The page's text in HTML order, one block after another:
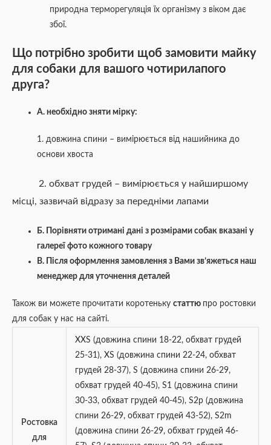
природна терморегуляція їх організму з віком дає
збої.
Що потрібно зробити щоб замовити майку
для собаки для вашого чотирилапого
друга?
А. необхідно зняти мірку:
1. довжина спини – вимірюється від нашийника до
основи хвоста
2. обхват грудей – вимірюється у найширшому
місці, зазвичай відразу за передніми лапами
Б. Порівняти отримані дані з розмірами собак вказані у
галереї фото кожного товару
В. Після оформлення замовлення з Вами зв’яжеться наш
менеджер для уточнення деталей
Також ви можете прочитати коротеньку статтю про ростовки
для собак у нас на сайті.
Ростовка
для
XXS (довжина спини 18-22, обхват грудей
25-31), XS (довжина спини 22-24, обхват
грудей 28-37), S (довжина спини 26-29,
обхват грудей 40-45), S1 (довжина спини
30-33, обхват грудей 40-45), S2p (довжина
спини 26-29, обхват грудей 43-52), S2m
(довжина спини 26-29, обхват грудей 46-